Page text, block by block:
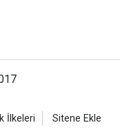
İlkeleri Sitene Ekle